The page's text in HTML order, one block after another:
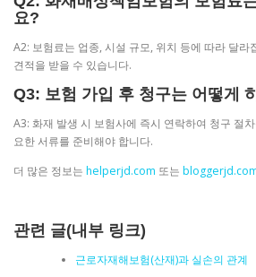
요?
A2: 보험료는 업종, 시설 규모, 위치 등에 따라 달라
견적을 받을 수 있습니다.
Q3: 보험 가입 후 청구는 어떻게
A3: 화재 발생 시 보험사에 즉시 연락하여 청구 절
요한 서류를 준비해야 합니다.
더 많은 정보는 helperjd.com 또는
관련 글(내부 링크)
근로자재해보험(산재)과 실손의 관계